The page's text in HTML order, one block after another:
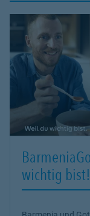
wichtig bist!